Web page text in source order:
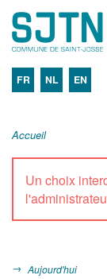
FR NL EN
Accueil
Un choix
Aujourd'hui